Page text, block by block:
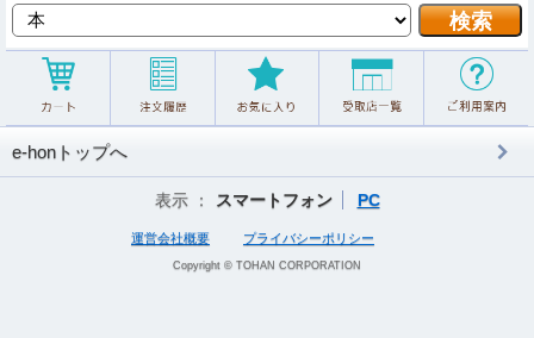
e-honトップへ
表示 ： スマートフォン PC
運営会社概要 プライバシーポリシー
Copyright © TOHAN CORPORATION